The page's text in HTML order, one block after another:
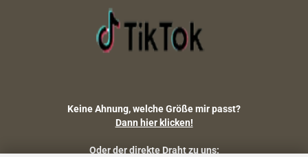
Keine Ahnung, welche Größe mir passt?
Dann hier klicken!
Oder der direkte Draht zu uns: